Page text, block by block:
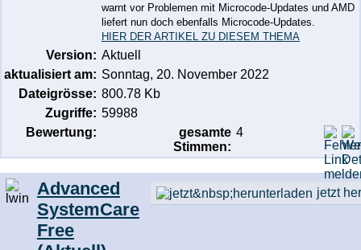
warnt vor Problemen mit Microcode-Updates und AMD
liefert nun doch ebenfalls Microcode-Updates.
HIER DER ARTIKEL ZU DIESEM THEMA
Version: Aktuell
aktualisiert am: Sonntag, 20. November 2022
Dateigrösse: 800.78 Kb
Zugriffe: 59988
Bewertung:
gesamte
Stimmen:
4
Advanced
SystemCare
Free
jetzt